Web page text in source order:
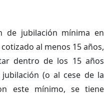
de jubilación mínima en
al menos 15 años,
dentro de los 15 años
(o al cese de la
este mínimo, se tiene